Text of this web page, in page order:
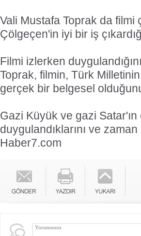
Vali Mustafa Toprak da
Çölgeçen'in iyi bir iş
Filmi izlerken
Toprak, filmin, Türk Milletinin
gerçek bir belgesel
Gazi Küyük ve gazi
duygulandıklarını ve
Haber7.com